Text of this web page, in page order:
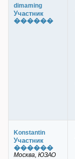
dimaming
Участник
������
Konstantin
Участник
������
Москва, ЮЗАО